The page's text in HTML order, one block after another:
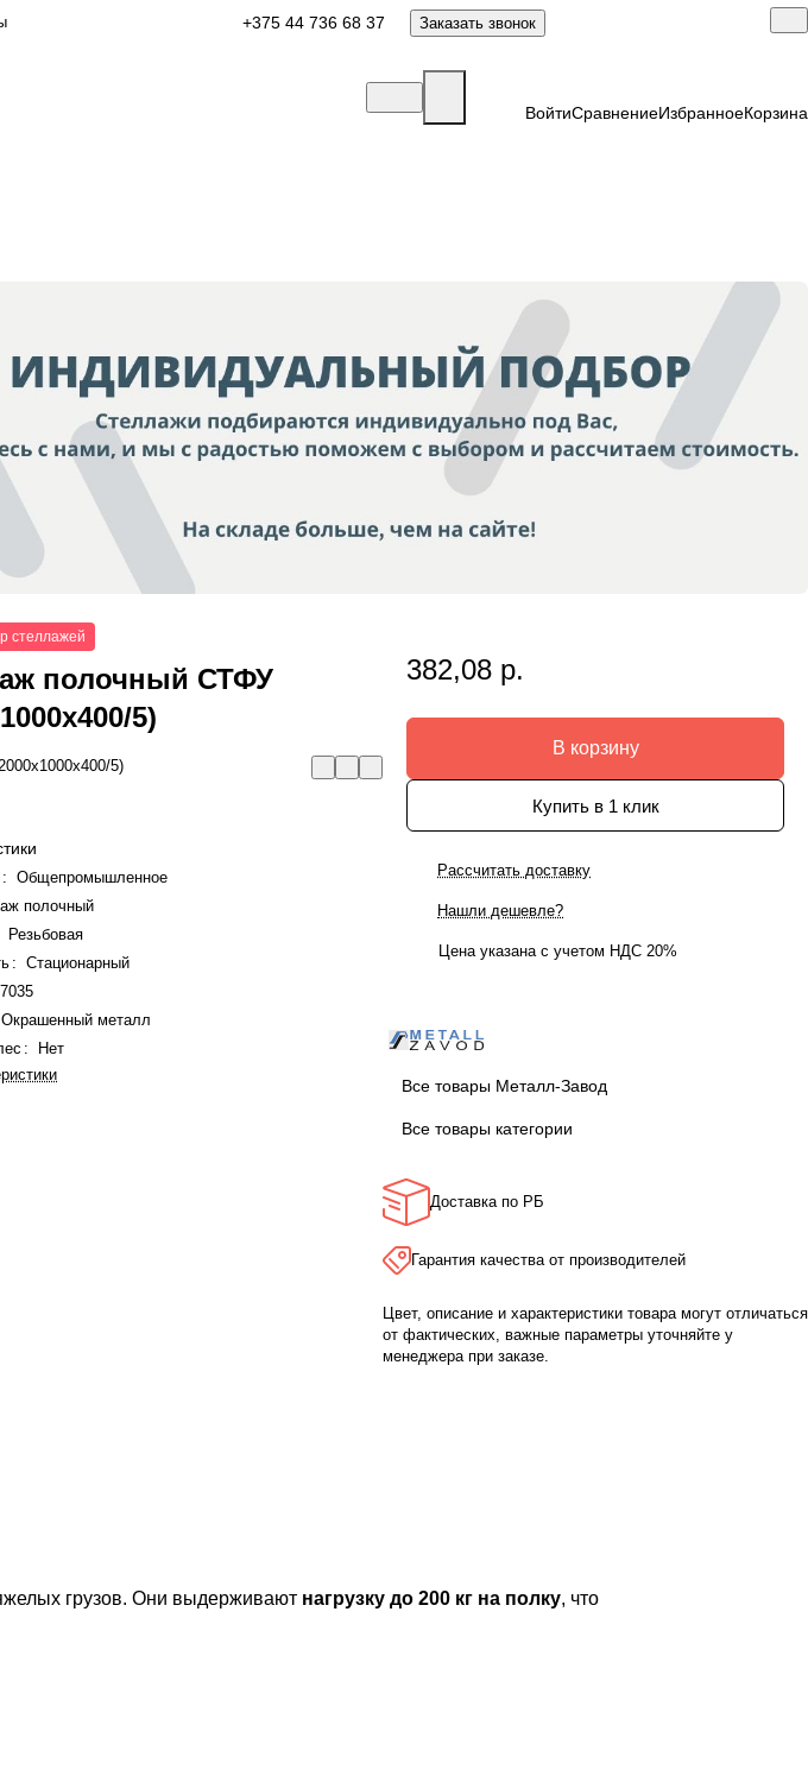
+375 44 736 68 37 Заказать звонок
ВойтиСравнениеИзбранноеКорзина
стеллажей
полочный СТФУ
5)
5)
:
Общепромышленное
полочный
Резьбовая
:
Стационарный
Окрашенный металл
:
Нет
382,08 р.
В корзину
Купить в 1 клик
Рассчитать доставку
Нашли дешевле?
Цена указана с учетом НДС 20%
Все товары Металл-Завод
Все товары категории
Доставка по РБ
Гарантия качества от производителей
Цвет, описание и характеристики товара могут отличаться
от фактических, важные параметры уточняйте у
менеджера при заказе.
грузов. Они выдерживают нагрузку до 200 кг на полку, что